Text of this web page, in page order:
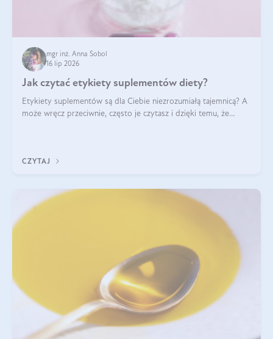
mgr inż. Anna Sobol
16 lip 2026
Jak czytać etykiety suplementów diety?
Etykiety suplementów są dla Ciebie niezrozumiałą tajemnicą? A
może wręcz przeciwnie, często je czytasz i dzięki temu, że
CZYTAJ